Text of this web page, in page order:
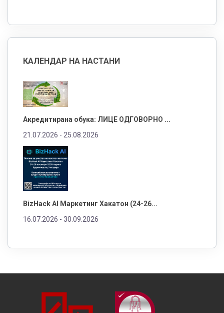
КАЛЕНДАР НА НАСТАНИ
Акредитирана обука: ЛИЦЕ ОДГОВОРНО ...
21.07.2026 - 25.08.2026
BizHack AI Маркетинг Хакатон (24-26...
16.07.2026 - 30.09.2026